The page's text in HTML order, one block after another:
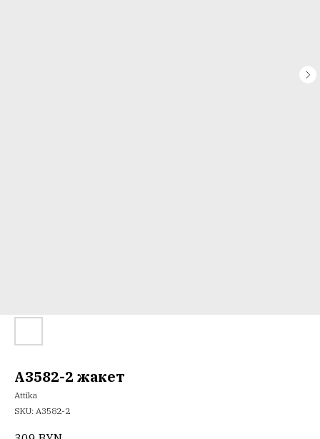
A3582-2 жакет
Attika
SKU: А3582-2